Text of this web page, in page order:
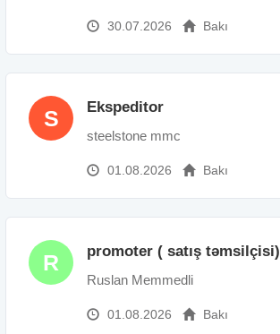
30.07.2026 Bakı
S Ekspeditor
steelstone mmc
01.08.2026 Bakı
R promoter ( satış təmsilçisi)
Ruslan Memmedli
01.08.2026 Bakı